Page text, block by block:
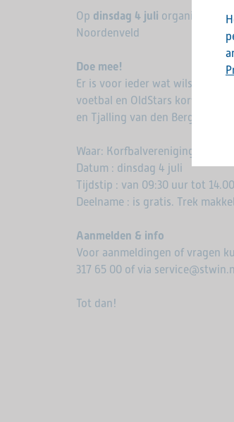
Op dinsdag 4 juli organiseert
Noordenveld
Doe mee!
Er is voor ieder wat wils;
voetbal en OldStars korfbal.
en Tjalling van den Berg. U kunt
Waar: Korfbalvereniging
Datum : dinsdag 4 juli
Tijdstip : van 09:30 uur tot
Deelname : is gratis. Trek
Aanmelden & info
Voor aanmeldingen of vragen
317 65 00 of via
Tot dan!